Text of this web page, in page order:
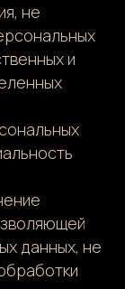
не
и
данных, не